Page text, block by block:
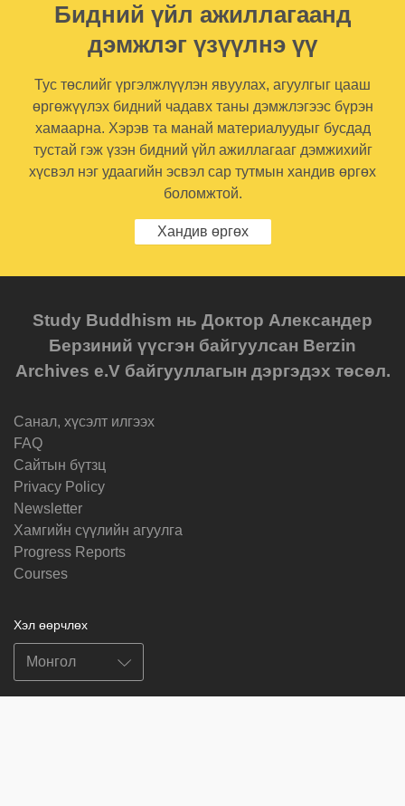
Бидний үйл ажиллагаанд
дэмжлэг үзүүлнэ үү
Тус төслийг үргэлжлүүлэн явуулах, агуулгыг цааш
өргөжүүлэх бидний чадавх таны дэмжлэгээс бүрэн
хамаарна. Хэрэв та манай материалуудыг бусдад
тустай гэж үзэн бидний үйл ажиллагааг дэмжихийг
хүсвэл нэг удаагийн эсвэл сар тутмын хандив өргөх
боломжтой.
Хандив өргөх
Study Buddhism нь Доктор Александер
Берзиний үүсгэн байгуулсан Berzin
Archives e.V байгууллагын дэргэдэх төсөл.
Санал, хүсэлт илгээх
FAQ
Cайтын бүтзц
Privacy Policy
Newsletter
Хамгийн сүүлийн агуулга
Progress Reports
Courses
Хэл өөрчлөх